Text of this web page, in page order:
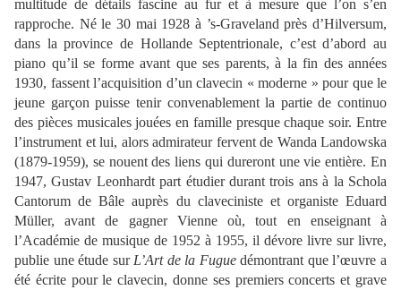
multitude de détails fascine au fur et à mesure que l’on s’en
rapproche. Né le 30 mai 1928 à ’s-Graveland près d’Hilversum,
dans la province de Hollande Septentrionale, c’est d’abord au
piano qu’il se forme avant que ses parents, à la fin des années
1930, fassent l’acquisition d’un clavecin « moderne » pour que le
jeune garçon puisse tenir convenablement la partie de continuo
des pièces musicales jouées en famille presque chaque soir. Entre
l’instrument et lui, alors admirateur fervent de Wanda Landowska
(1879-1959), se nouent des liens qui dureront une vie entière. En
1947, Gustav Leonhardt part étudier durant trois ans à la Schola
Cantorum de Bâle auprès du claveciniste et organiste Eduard
Müller, avant de gagner Vienne où, tout en enseignant à
l’Académie de musique de 1952 à 1955, il dévore livre sur livre,
publie une étude sur L’Art de la Fuguedémontrant que l’œuvre a
été écrite pour le clavecin, donne ses premiers concerts et grave